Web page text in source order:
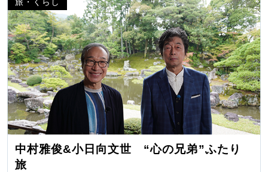
中村雅俊&小日向文世 “心の兄弟”ふたり
旅